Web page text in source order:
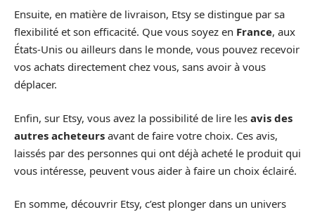
Ensuite, en matière de livraison, Etsy se distingue par sa
flexibilité et son efficacité. Que vous soyez en France, aux
États-Unis ou ailleurs dans le monde, vous pouvez recevoir
vos achats directement chez vous, sans avoir à vous
déplacer.
Enfin, sur Etsy, vous avez la possibilité de lire les avis des
autres acheteurs avant de faire votre choix. Ces avis,
laissés par des personnes qui ont déjà acheté le produit qui
vous intéresse, peuvent vous aider à faire un choix éclairé.
En somme, découvrir Etsy, c’est plonger dans un univers